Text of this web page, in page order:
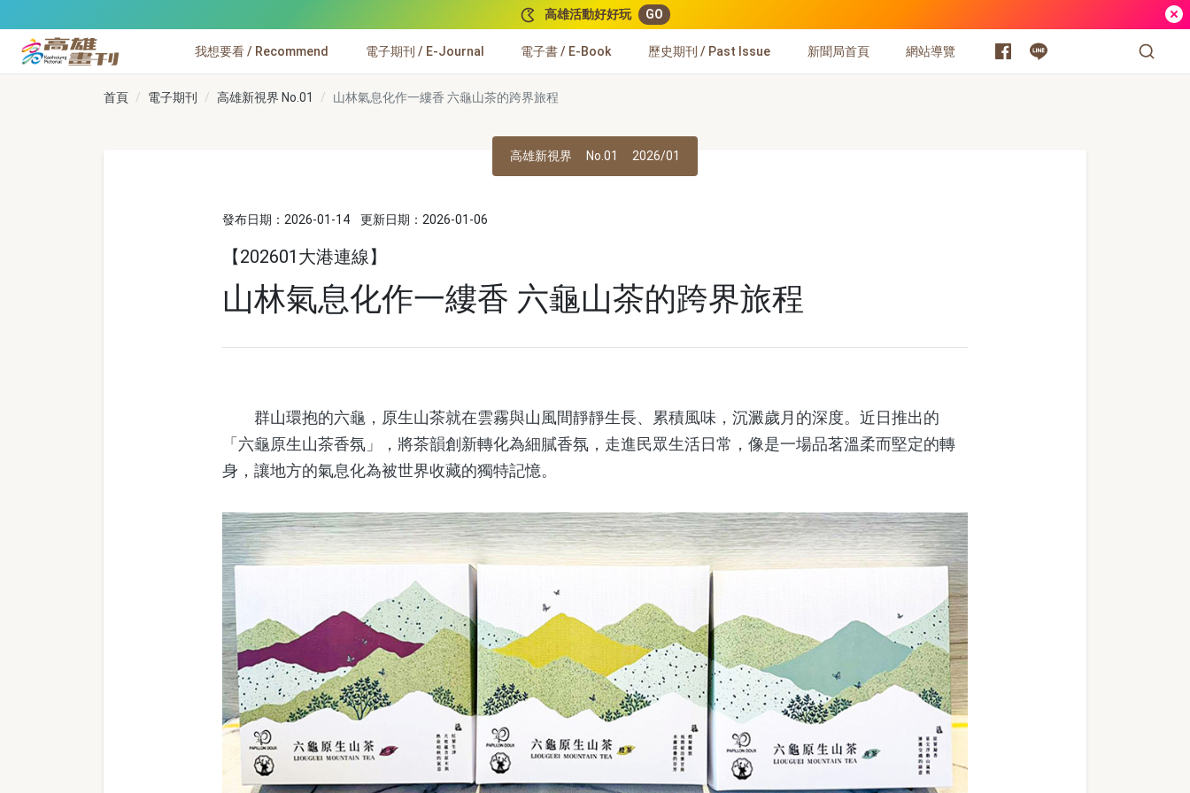
高雄活動好好玩 GO
高雄畫刊
我想要看 / Recommend 電子期刊 / E-Journal 電子書 / E-Book 歷史期刊 / Past Issue 新聞局首頁 網站導覽
首頁 電子期刊 高雄新視界 No.01 山林氣息化作一縷香 六龜山茶的跨界旅程
高雄新視界 No.01 2026/01
發布日期：2026-01-14 更新日期：2026-01-06
【202601大港連線】
山林氣息化作一縷香 六龜山茶的跨界旅程
群山環抱的六龜，原生山茶就在雲霧與山風間靜靜生長、累積風味，沉澱歲月的深度。近日推出的
「六龜原生山茶香氛」，將茶韻創新轉化為細膩香氛，走進民眾生活日常，像是一場品茗溫柔而堅定的轉
身，讓地方的氣息化為被世界收藏的獨特記憶。